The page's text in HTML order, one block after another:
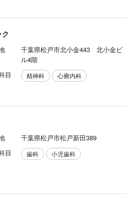
千葉県松戸市北小金443 北小金ビ
ル4階
目
精神科 心療内科
千葉県松戸市松戸新田389
目
歯科 小児歯科